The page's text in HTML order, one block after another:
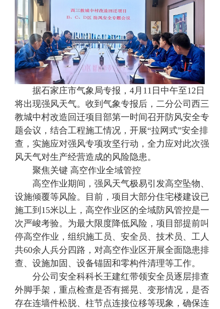
据石家庄市气象局专报，4月11日中午至12日
将出现强风天气。收到气象专报后，二分公司西三
教城中村改造回迁项目部第一时间召开防风安全专
题会议，结合工程施工情况，开展“拉网式”安全排
查，实施应对强风专项攻坚行动，全力应对此次强
风天气对生产经营造成的风险隐患。
聚焦关键 高空作业全域管控
高空作业期间，强风天气极易引发高空坠物、
设施倾覆等风险。目前，项目大部分住宅楼建设已
施工到15米以上，高空作业区的全域防风管控是一
次严峻考验。为最大限度降低风险，项目部提前叫
停高空作业，组织施工员、安全员、技术员、工人
共60余人兵分四路，对高空作业区开展全面隐患排
查、设施加固、设备锚固和零构件清理等工作。
分公司安全科科长王建红带领安全员逐层排查
外脚手架，重点检查是否有摇晃、变形情况，是否
存在连墙件松脱、柱节点连接位移等现象，确保连